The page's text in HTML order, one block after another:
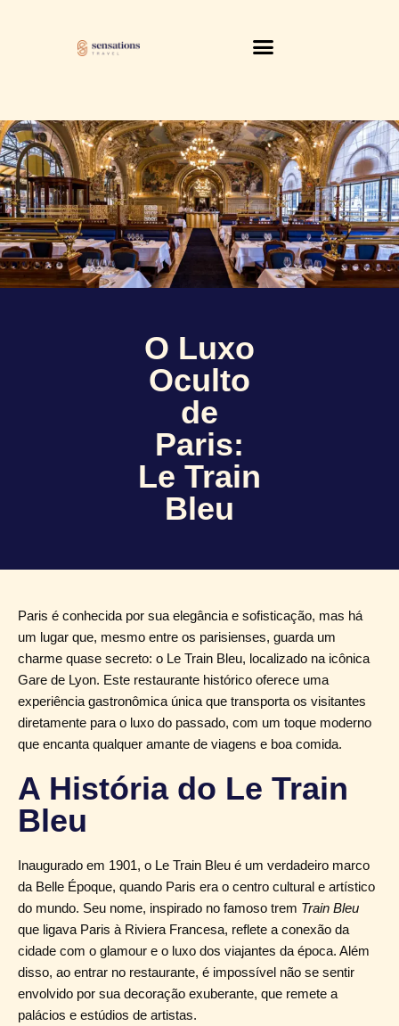
O Luxo
Oculto
de
Paris:
Le Train
Bleu
Paris é conhecida por sua elegância e sofisticação, mas há
um lugar que, mesmo entre os parisienses, guarda um
charme quase secreto: o Le Train Bleu, localizado na icônica
Gare de Lyon. Este restaurante histórico oferece uma
experiência gastronômica única que transporta os visitantes
diretamente para o luxo do passado, com um toque moderno
que encanta qualquer amante de viagens e boa comida.
A História do Le Train
Bleu
Inaugurado em 1901, o Le Train Bleu é um verdadeiro marco
da Belle Époque, quando Paris era o centro cultural e artístico
do mundo. Seu nome, inspirado no famoso trem Train Bleu
que ligava Paris à Riviera Francesa, reflete a conexão da
cidade com o glamour e o luxo dos viajantes da época. Além
disso, ao entrar no restaurante, é impossível não se sentir
envolvido por sua decoração exuberante, que remete a
palácios e estúdios de artistas.